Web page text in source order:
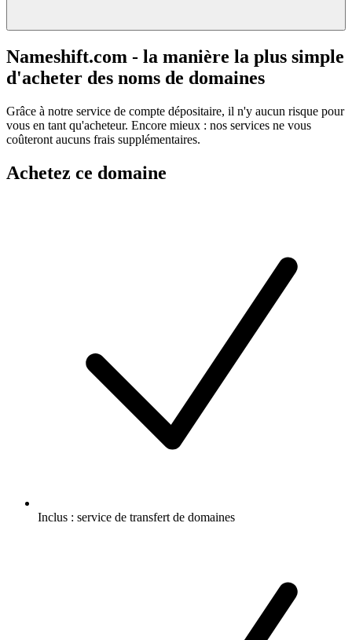
Nameshift.com - la manière la plus simple
d'acheter des noms de domaines
Grâce à notre service de compte dépositaire, il n'y aucun risque pour
vous en tant qu'acheteur. Encore mieux : nos services ne vous
coûteront aucuns frais supplémentaires.
Achetez ce domaine
Inclus : service de transfert de domaines